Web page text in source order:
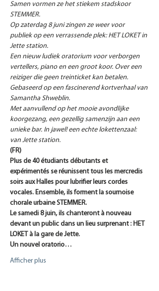
Samen vormen ze het stiekem stadskoor
STEMMER.
Op zaterdag 8 juni zingen ze weer voor
publiek op een verrassende plek: HET LOKET in
Jette station.
Een nieuw ludiek oratorium voor verborgen
vertellers, piano en een groot koor. Over een
reiziger die geen treinticket kan betalen.
Gebaseerd op een fascinerend kortverhaal van
Samantha Shweblin.
Met aanvullend op het mooie avondlijke
koorgezang, een gezellig samenzijn aan een
unieke bar. In jawel! een echte lokettenzaal:
van Jette station.
(FR)
Plus de 40 étudiants débutants et
expérimentés se réunissent tous les mercredis
soirs aux Halles pour lubrifier leurs cordes
vocales. Ensemble, ils forment la sournoise
chorale urbaine STEMMER.
Le samedi 8 juin, ils chanteront à nouveau
devant un public dans un lieu surprenant : HET
LOKET à la gare de Jette.
Un nouvel oratorio…
Afficher plus